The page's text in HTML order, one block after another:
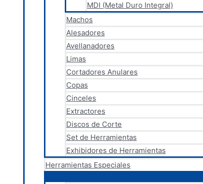
MDI (Metal Duro Integral)
Machos
Alesadores
Avellanadores
Limas
Cortadores Anulares
Copas
Cinceles
Extractores
Discos de Corte
Set de Herramientas
Exhibidores de Herramientas
Herramientas Especiales